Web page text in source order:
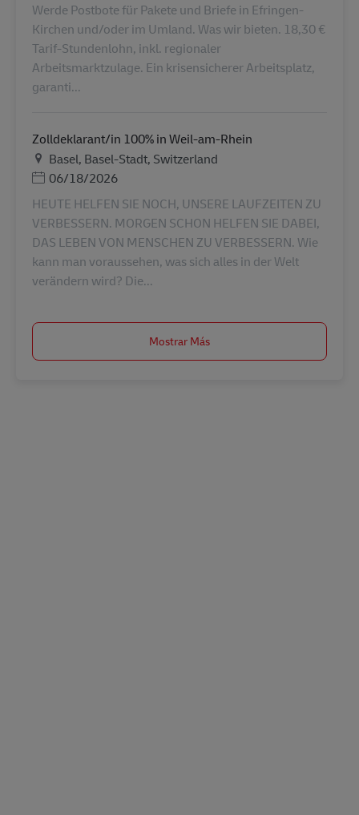
Werde Postbote für Pakete und Briefe in Efringen-
Kirchen und/oder im Umland. Was wir bieten. 18,30 €
Tarif-Stundenlohn, inkl. regionaler
Arbeitsmarktzulage. Ein krisensicherer Arbeitsplatz,
garanti...
Zolldeklarant/in 100% in Weil-am-Rhein
Ubicación
Basel, Basel-Stadt, Switzerland
Posted Date
06/18/2026
HEUTE HELFEN SIE NOCH, UNSERE LAUFZEITEN ZU
VERBESSERN. MORGEN SCHON HELFEN SIE DABEI,
DAS LEBEN VON MENSCHEN ZU VERBESSERN. Wie
kann man voraussehen, was sich alles in der Welt
verändern wird? Die...
Mostrar Más